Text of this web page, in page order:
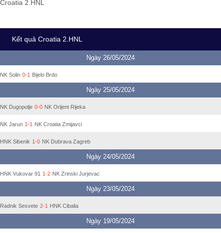
Croatia 2.HNL
Kết quả Croatia 2.HNL
Ngày 26/05/2024
NK Solin 0-1 Bijelo Brdo
Ngày 25/05/2024
NK Dugopolje 0-0 NK Orijent Rijeka
NK Jarun 1-1 NK Croatia Zmijavci
HNK Sibenik 1-0 NK Dubrava Zagreb
Ngày 24/05/2024
HNK Vukovar 91 1-2 NK Zrinski Jurjevac
Ngày 23/05/2024
Radnik Sesvete 2-1 HNK Cibalia
Ngày 19/05/2024